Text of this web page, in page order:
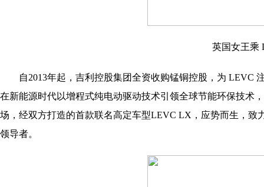
英国女王乘
自2013年起，吉利控股集团全资收购锰铜控股，为 LEVC
在新能源时代以增程式纯电动驱动技术引领全球节能环保技术
场，经双方打造的首款联名高定车型LEVC LX，应势而生，致
领导者。